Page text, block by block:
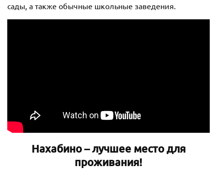
сады, а также обычные школьные заведения.
Нахабино – лучшее место для
проживания!